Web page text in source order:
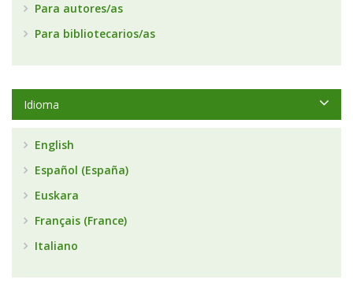
Para autores/as
Para bibliotecarios/as
Idioma
English
Español (España)
Euskara
Français (France)
Italiano